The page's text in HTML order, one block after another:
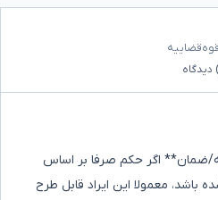
دیدگاه
ضمان** اگر حکم صرفا بر اساس
معمولا این ایراد قابل طرح